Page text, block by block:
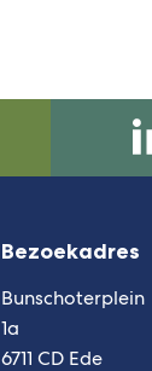
Bezoekadres
Bunschoterplein
1a
6711 CD Ede